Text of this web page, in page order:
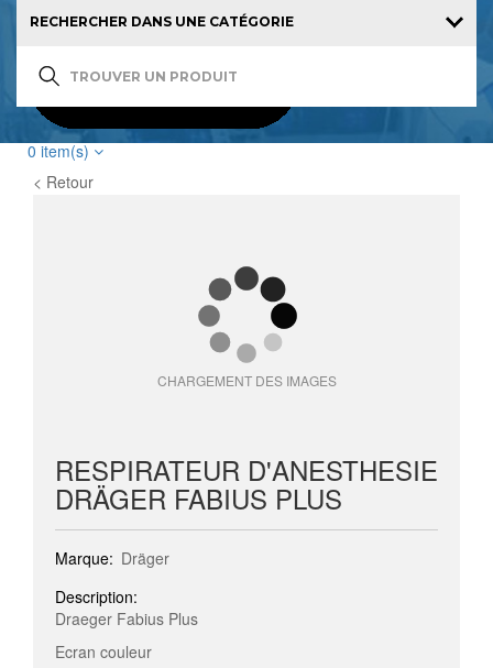
0 item(s)
< Retour
CHARGEMENT DES IMAGES
RESPIRATEUR D'ANESTHESIE
DRÄGER FABIUS PLUS
Marque: Dräger
Description:
Draeger Fabius Plus
Ecran couleur